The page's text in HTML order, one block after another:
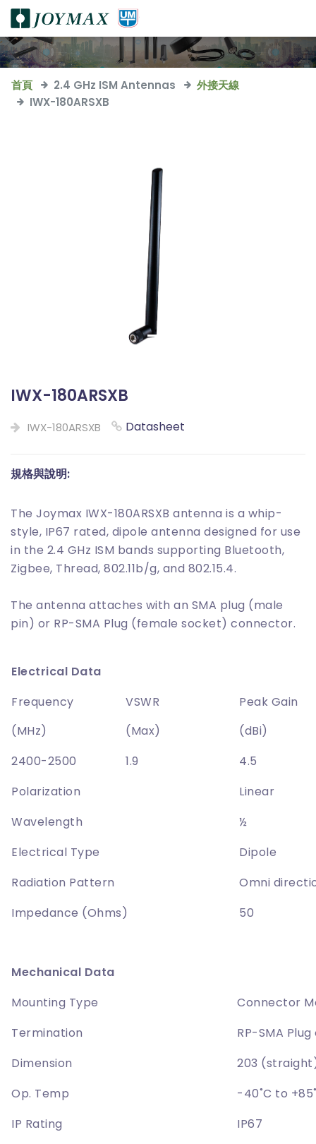
首頁 2.4 GHz ISM Antennas
外接天線
IWX-180ARSXB
IWX-180ARSXB
IWX-180ARSXB Datasheet
規格與說明:
The Joymax IWX-180ARSXB antenna is a whip-
style, IP67 rated, dipole antenna designed for use
in the 2.4 GHz ISM bands supporting Bluetooth,
Zigbee, Thread, 802.11b/g, and 802.15.4.
The antenna attaches with an SMA plug (male
pin) or RP-SMA Plug (female socket) connector.
Electrical Data
Frequency
(MHz)
VSWR
(Max)
Peak Gain
(dBi)
2400-2500
1.9
4.5
Polarization
Linear
Wavelength
½
Electrical Type
Dipole
Radiation Pattern
Omni
Impedance (Ohms)
50
Mechanical Data
Mounting Type
Connector
Termination
RP-SMA
Dimension
203
Op. Temp
-40˚C to
IP Rating
IP67